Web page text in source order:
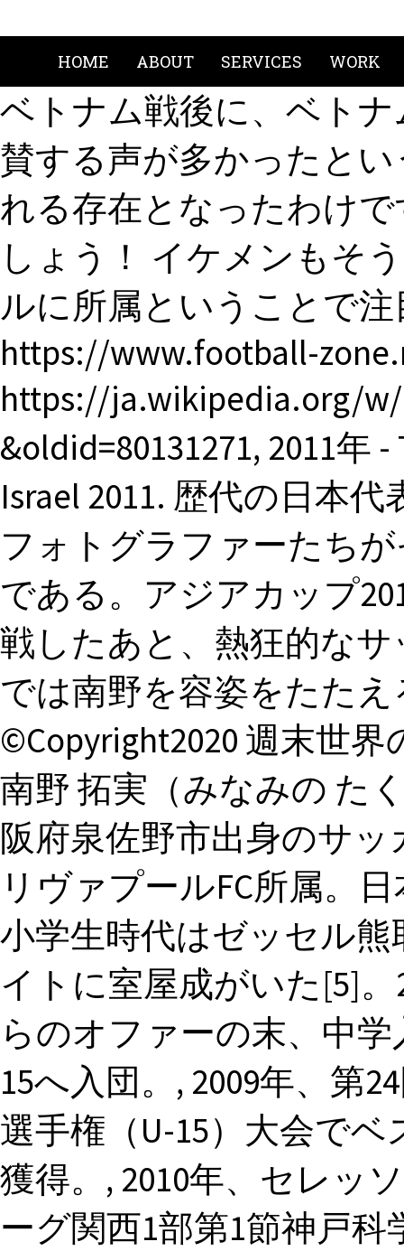
HOME ABOUT SERVICES WORK
ベトナム戦後に、ベト
賛する声が多かったと
れる存在となったわけ
しょう！ イケメンもそ
ルに所属ということで注
https://www.football-
https://ja.wikipedia.org/
&oldid=80131271, 2011年
Israel 2011. 歴代の日本
フォトグラファーたち
である。アジアカップ
戦したあと、熱狂的な
では南野を容姿をたた
©Copyright2020 週末世界
南野 拓実（みなみの た
阪府泉佐野市出身のサ
リヴァプールFC所属。
小学生時代はゼッセル
イトに室屋成がいた[5]
らのオファーの末、中
15へ入団。, 2009年、第
選手権（U-15）大会で
獲得。, 2010年、セレッ
ーグ関西1部第1節神戸